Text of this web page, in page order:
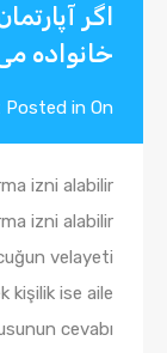
اگر
خانواده
Posted in On
izni alabilir
izni alabilir
velayeti
kişilik ise aile
cevabı